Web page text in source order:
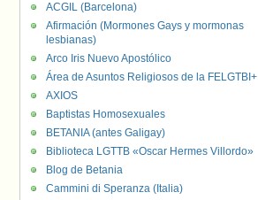
ACGIL (Barcelona)
Afirmación (Mormones Gays y mormonas
lesbianas)
Arco Iris Nuevo Apostólico
Área de Asuntos Religiosos de la FELGTBI+
AXIOS
Baptistas Homosexuales
BETANIA (antes Galigay)
Biblioteca LGTTB «Oscar Hermes Villordo»
Blog de Betania
Cammini di Speranza (Italia)